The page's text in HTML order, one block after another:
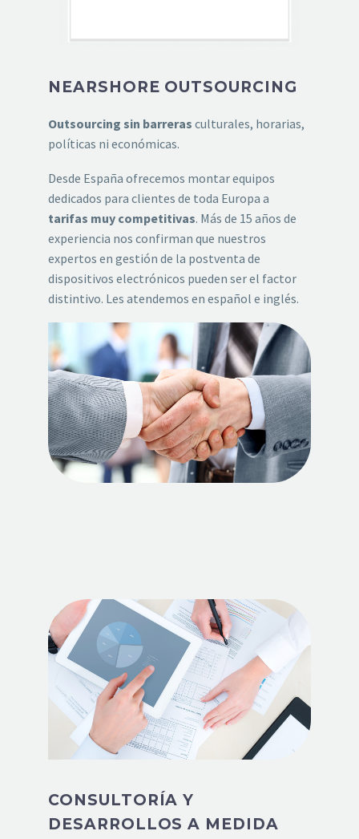
NEARSHORE OUTSOURCING
Outsourcing sin barreras culturales, horarias,
políticas ni económicas.
Desde España ofrecemos montar equipos
dedicados para clientes de toda Europa a
tarifas muy competitivas. Más de 15 años de
experiencia nos confirman que nuestros
expertos en gestión de la postventa de
dispositivos electrónicos pueden ser el factor
distintivo. Les atendemos en español e inglés.
CONSULTORÍA Y
DESARROLLOS A MEDIDA